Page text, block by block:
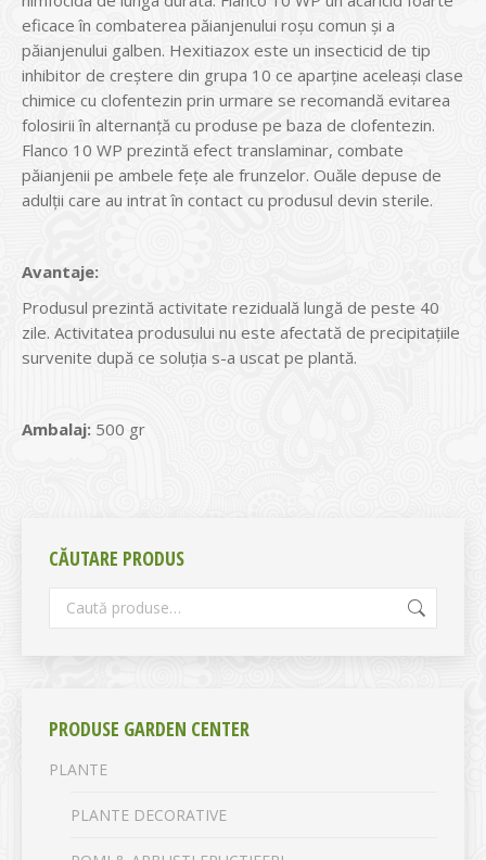
eficace în combaterea păianjenului roșu comun și a
păianjenului galben. Hexitiazox este un insecticid de tip
inhibitor de creștere din grupa 10 ce aparține aceleași clase
chimice cu clofentezin prin urmare se recomandă evitarea
folosirii în alternanță cu produse pe baza de clofentezin.
Flanco 10 WP prezintă efect translaminar, combate
păianjenii pe ambele fețe ale frunzelor. Ouăle depuse de
adulții care au intrat în contact cu produsul devin sterile.
Avantaje:
Produsul prezintă activitate reziduală lungă de peste 40
zile. Activitatea produsului nu este afectată de precipitațiile
survenite după ce soluția s-a uscat pe plantă.
Ambalaj: 500 gr
CĂUTARE PRODUS
PRODUSE GARDEN CENTER
PLANTE
PLANTE DECORATIVE